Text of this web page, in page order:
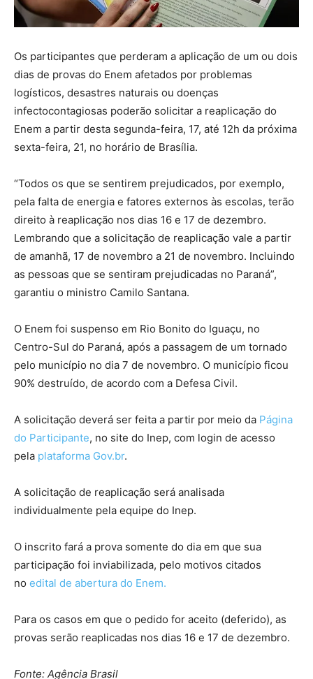
Os participantes que perderam a aplicação de um ou dois
dias de provas do Enem afetados por problemas
logísticos, desastres naturais ou doenças
infectocontagiosas poderão solicitar a reaplicação do
Enem a partir desta segunda-feira, 17, até 12h da próxima
sexta-feira, 21, no horário de Brasília.
“Todos os que se sentirem prejudicados, por exemplo,
pela falta de energia e fatores externos às escolas, terão
direito à reaplicação nos dias 16 e 17 de dezembro.
Lembrando que a solicitação de reaplicação vale a partir
de amanhã, 17 de novembro a 21 de novembro. Incluindo
as pessoas que se sentiram prejudicadas no Paraná”,
garantiu o ministro Camilo Santana.
O Enem foi suspenso em Rio Bonito do Iguaçu, no
Centro-Sul do Paraná, após a passagem de um tornado
pelo município no dia 7 de novembro. O município ficou
90% destruído, de acordo com a Defesa Civil.
A solicitação deverá ser feita a partir por meio da Página
do Participante, no site do Inep, com login de acesso
pela plataforma Gov.br.
A solicitação de reaplicação será analisada
individualmente pela equipe do Inep.
O inscrito fará a prova somente do dia em que sua
participação foi inviabilizada, pelo motivos citados
no edital de abertura do Enem.
Para os casos em que o pedido for aceito (deferido), as
provas serão reaplicadas nos dias 16 e 17 de dezembro.
Fonte: Agência Brasil